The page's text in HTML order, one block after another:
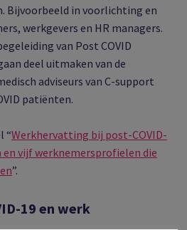
Bijvoorbeeld in voorlichting en
werkgevers en HR managers.
van Post COVID
deel uitmaken van de
adviseurs van C-support
patiënten.
“Werkhervatting bij post-COVID-
vijf werknemersprofielen die
”.
19 en werk